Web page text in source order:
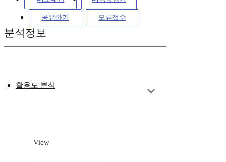
공유하기 오류접수
분석정보
활용도 분석
View